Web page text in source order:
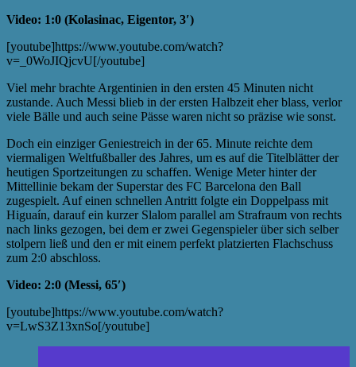
Video: 1:0 (Kolasinac, Eigentor, 3′)
[youtube]https://www.youtube.com/watch?
v=_0WoJIQjcvU[/youtube]
Viel mehr brachte Argentinien in den ersten 45 Minuten nicht
zustande. Auch Messi blieb in der ersten Halbzeit eher blass, verlor
viele Bälle und auch seine Pässe waren nicht so präzise wie sonst.
Doch ein einziger Geniestreich in der 65. Minute reichte dem
viermaligen Weltfußballer des Jahres, um es auf die Titelblätter der
heutigen Sportzeitungen zu schaffen. Wenige Meter hinter der
Mittellinie bekam der Superstar des FC Barcelona den Ball
zugespielt. Auf einen schnellen Antritt folgte ein Doppelpass mit
Higuaín, darauf ein kurzer Slalom parallel am Strafraum von rechts
nach links gezogen, bei dem er zwei Gegenspieler über sich selber
stolpern ließ und den er mit einem perfekt platzierten Flachschuss
zum 2:0 abschloss.
Video: 2:0 (Messi, 65′)
[youtube]https://www.youtube.com/watch?
v=LwS3Z13xnSo[/youtube]